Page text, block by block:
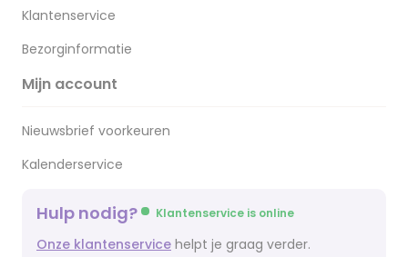
Klantenservice
Bezorginformatie
Mijn account
Nieuwsbrief voorkeuren
Kalenderservice
Hulp nodig? Klantenservice is online
Onze klantenservice helpt je graag verder.